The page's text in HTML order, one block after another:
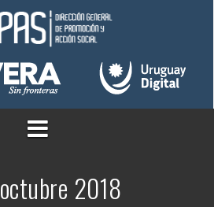
octubre 2018